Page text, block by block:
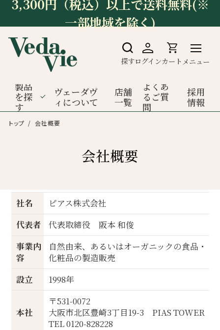
3,300円（税込）以上で送料無料(※
一部地域を除く)
探すログインカート メニュー
製品
を探
す
ヴェーダヴ
ィについて
店舗
一覧
よくあ
るご質
問
採用
情報
トップ 会社概要
会社概要
社名
ピアス株式会社
代表者
代表取締役 阪本 和俊
事業内
容
自然由来、あるいはオーガニックの食品・
化粧品の製造販売
設立
1998年
本社
〒531-0072
大阪市北区豊崎3丁目19-3 PIAS TOWER
TEL 0120-828228